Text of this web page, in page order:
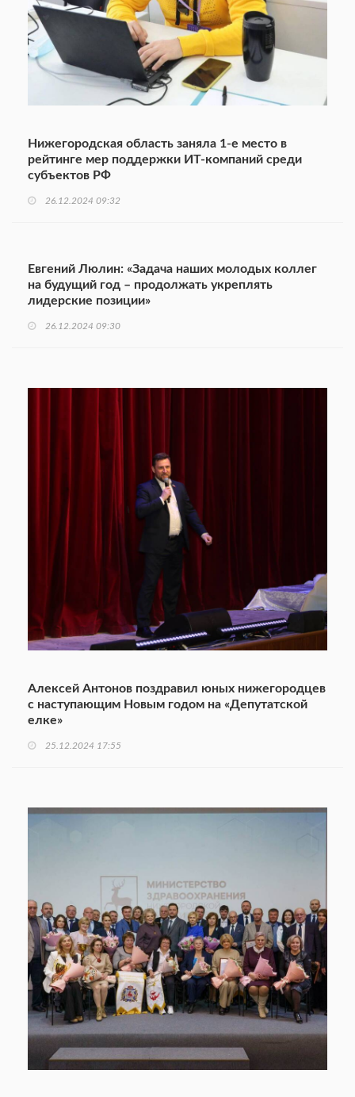
Нижегородская область заняла 1-е место в
рейтинге мер поддержки ИТ-компаний среди
субъектов РФ
26.12.2024 09:32
Евгений Люлин: «Задача наших молодых коллег
на будущий год – продолжать укреплять
лидерские позиции»
26.12.2024 09:30
Алексей Антонов поздравил юных нижегородцев
с наступающим Новым годом на «Депутатской
елке»
25.12.2024 17:55